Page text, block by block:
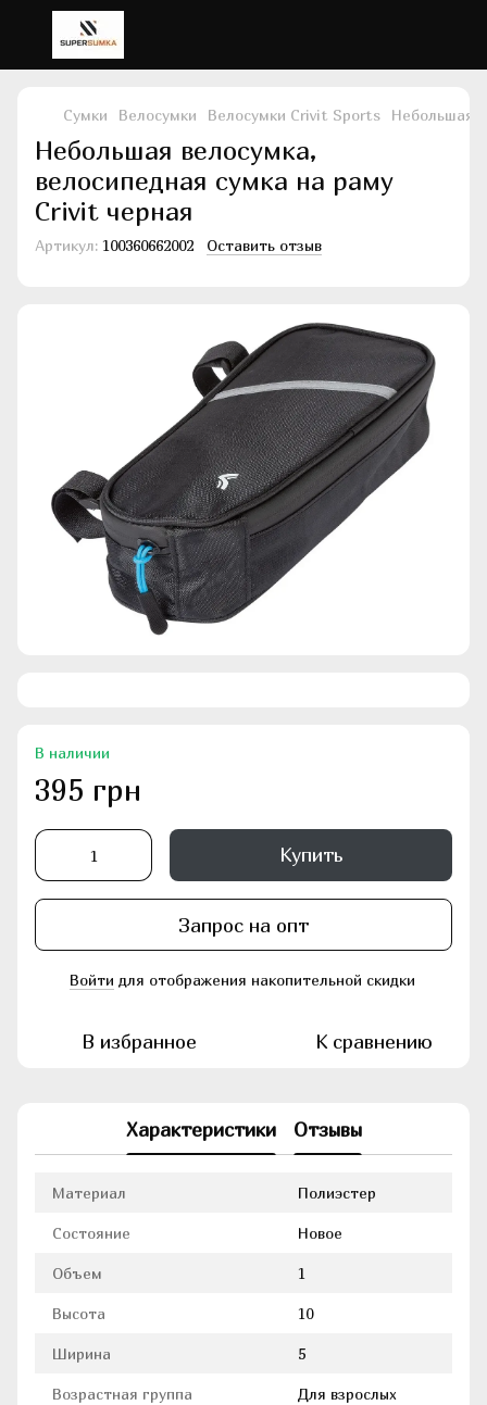
Сумки Велосумки Велосумки Crivit Sports Небольшая
Небольшая велосумка,
велосипедная сумка на раму
Crivit черная
Артикул: 100360662002 Оставить отзыв
В наличии
395 грн
Купить
Запрос на опт
Войти для отображения накопительной скидки
В избранное К сравнению
Характеристики Отзывы
Материал Полиэстер
Состояние Новое
Объем 1
Высота 10
Ширина 5
Возрастная группа Для взрослых